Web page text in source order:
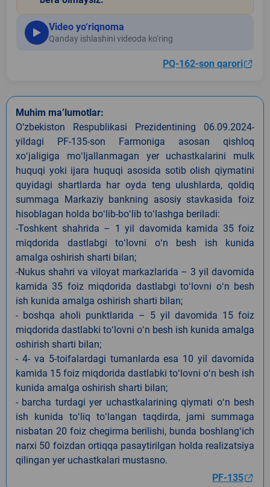
Video yo‘riqnoma
Qanday ishlashini videoda ko‘ring
PQ-162-son qarori
Muhim ma’lumotlar:
O‘zbekiston Respublikasi Prezidentining 06.09.2024-
yildagi PF-135-son Farmoniga asosan qishloq
xoʻjaligiga moʻljallanmagan yer uchastkalarini mulk
huquqi yoki ijara huquqi asosida sotib olish qiymatini
quyidagi shartlarda har oyda teng ulushlarda, qoldiq
summaga Markaziy bankning asosiy stavkasida foiz
hisoblagan holda boʻlib-boʻlib toʻlashga beriladi:
-Toshkent shahrida – 1 yil davomida kamida 35 foiz
miqdorida dastlabgi toʻlovni oʻn besh ish kunida
amalga oshirish sharti bilan;
-Nukus shahri va viloyat markazlarida – 3 yil davomida
kamida 35 foiz miqdorida dastlabgi toʻlovni oʻn besh
ish kunida amalga oshirish sharti bilan;
- boshqa aholi punktlarida – 5 yil davomida 15 foiz
miqdorida dastlabki toʻlovni oʻn besh ish kunida amalga
oshirish sharti bilan;
- 4- va 5-toifalardagi tumanlarda esa 10 yil davomida
kamida 15 foiz miqdorida dastlabki toʻlovni oʻn besh ish
kunida amalga oshirish sharti bilan;
- barcha turdagi yer uchastkalarining qiymati oʻn besh
ish kunida toʻliq toʻlangan taqdirda, jami summaga
nisbatan 20 foiz chegirma berilishi, bunda boshlangʻich
narxi 50 foizdan ortiqqa pasaytirilgan holda realizatsiya
qilingan yer uchastkalari mustasno.
PF-135